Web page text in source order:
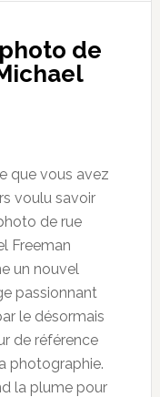
de
que vous avez
voulu savoir
de rue
Freeman
un nouvel
passionnant
le désormais
de référence
photographie.
la plume pour